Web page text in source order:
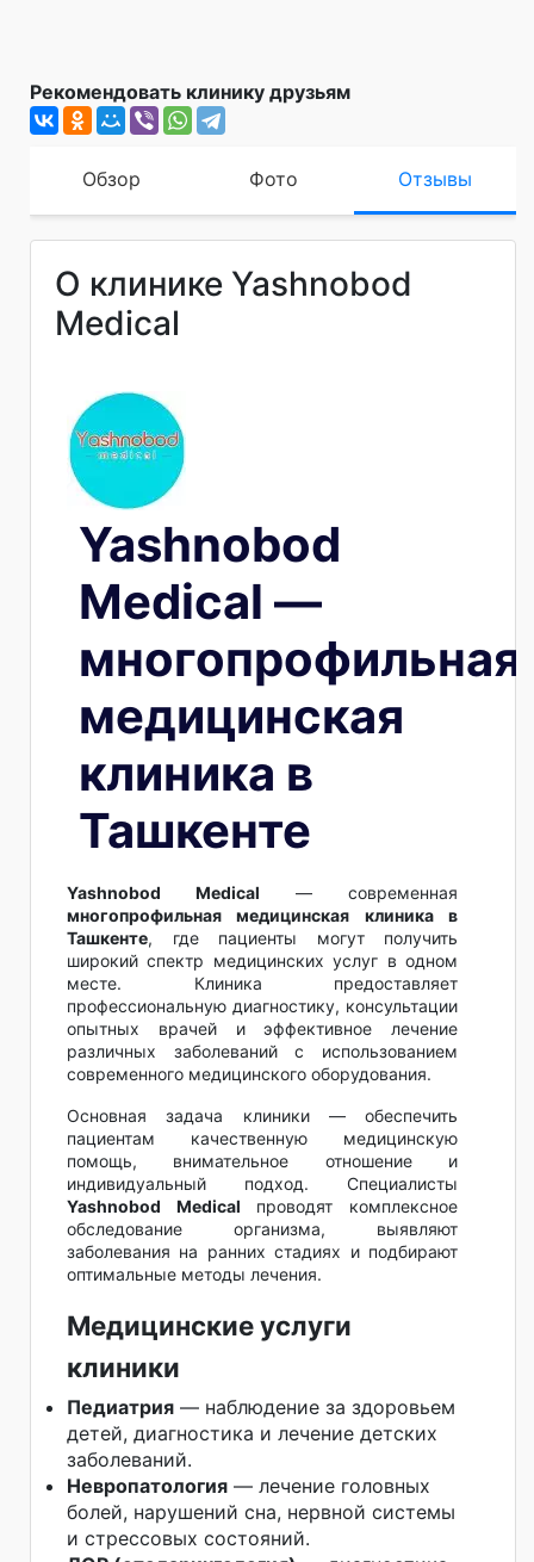
Рекомендовать клинику друзьям
Обзор Фото Отзывы
О клинике Yashnobod
Medical
Yashnobod
Medical —
многопрофильная
медицинская
клиника в
Ташкенте
Yashnobod Medical — современная
многопрофильная медицинская клиника в
Ташкенте, где пациенты могут получить
широкий спектр медицинских услуг в одном
месте. Клиника предоставляет
профессиональную диагностику, консультации
опытных врачей и эффективное лечение
различных заболеваний с использованием
современного медицинского оборудования.
Основная задача клиники — обеспечить
пациентам качественную медицинскую
помощь, внимательное отношение и
индивидуальный подход. Специалисты
Yashnobod Medical проводят комплексное
обследование организма, выявляют
заболевания на ранних стадиях и подбирают
оптимальные методы лечения.
Медицинские услуги
клиники
Педиатрия — наблюдение за здоровьем
детей, диагностика и лечение детских
заболеваний.
Невропатология — лечение головных
болей, нарушений сна, нервной системы
и стрессовых состояний.